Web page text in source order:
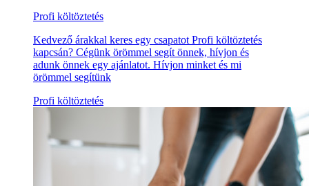
Profi költöztetés
Kedvező árakkal keres egy csapatot Profi költöztetés
kapcsán? Cégünk örömmel segít önnek, hívjon és
adunk önnek egy ajánlatot. Hívjon minket és mi
örömmel segítünk
Profi költöztetés